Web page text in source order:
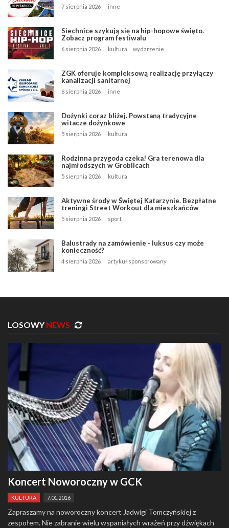
7 sierpnia 2026 inne
Siechnice szykują się na hip-hopowe święto.
Zobacz program festiwalu
6 sierpnia 2026 kultura wydarzenie
ZGK oferuje kompleksową realizację przyłączy
kanalizacji sanitarnej
6 sierpnia 2026 inne
Dożynki coraz bliżej. Powstaną tradycyjne
witacze dożynkowe
5 sierpnia 2026 kultura
Rodzinna przygoda czeka! Gra terenowa dla
najmłodszych w Groblicach
5 sierpnia 2026 kultura
Aktywne środy w Świętej Katarzynie. Bezpłatne
treningi Street Workout dla mieszkańców
5 sierpnia 2026 sport
Balustrady na zamówienie - luksus czy może
konieczność?
4 sierpnia 2026 artykuł sponsorowany
LOSOWY NEWS
Koncert Noworoczny w GCK
KULTURA 7.01.2016
Zapraszamy na noworoczny koncert Jadwigi Tomczyńskiej z
zespołem. Nie zabranie wielu wspaniałych wrażeń przy dźwiękach